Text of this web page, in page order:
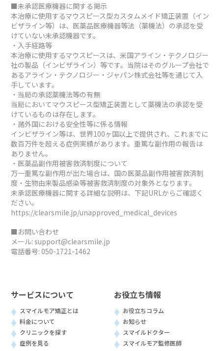
■未承認医療機器に関する掲示
本治療に使用するマウスピース型カスタムメイド矯正装置（イン
ビザライン等）は、医薬品医療機器等法（薬機法）の承認を受
けていない未承認機器です。
・入手経路等
本治療に使用するマウスピースは、米国アライン・テクノロジー
社の製品（インビザライン）等です。当院はそのグループ会社で
あるアライン・テクノロジー・ジャパン株式会社等を通じて入
手しています。
・当局の承認薬機法等の有無
当局においてマウスピース型矯正装置として薬機法の承認を受
けているものは存在します。
・諸外国における安全性等に係る情報
インビザライン等は、世界100ヶ国以上で提供され、これまでに
数百万件を超える症例実績があります。重篤な副作用の報告は
ありません。
・医薬品副作用被害救済制度について
万一重篤な副作用が出た場合は、国の医薬品副作用被害救済制
度・生物由来製品感染等被害救済制度の対象外となります。
未承認医療機器に関する詳細な説明は、下記URLからご確認く
ださい。
https://clearsmile.jp/unapproved_medical_devices
■お問い合わせ
メール: support@clearsmile.jp
電話番号: 050-1721-1462
サービスについて
スマイルモア矯正とは
料金について
クリニックを探す
症例を見る
お役立ち情報
お役立ちコラム
お知らせ
スマイルドクター
スマイルモア監修医師